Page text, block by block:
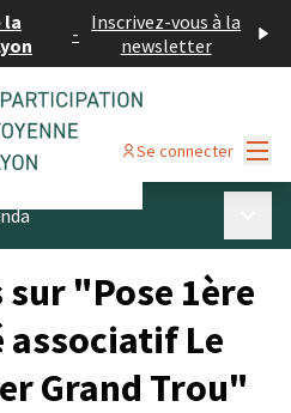
la
- Inscrivez-vous à la
newsletter
Se connecter
"Pose 1ère
associatif Le
Grand Trou"